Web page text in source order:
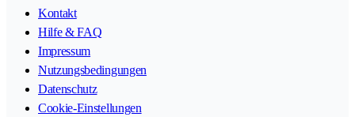
Kontakt
Hilfe & FAQ
Impressum
Nutzungsbedingungen
Datenschutz
Cookie-Einstellungen